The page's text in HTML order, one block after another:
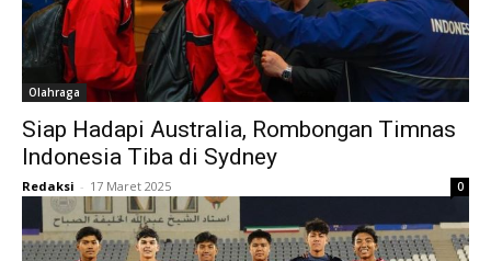
Olahraga
Siap Hadapi Australia, Rombongan Timnas
Indonesia Tiba di Sydney
Redaksi - 17 Maret 2025 0